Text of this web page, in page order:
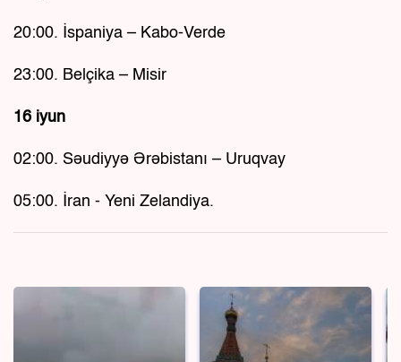
20:00. İspaniya – Kabo-Verde
23:00. Belçika – Misir
16 iyun
02:00. Səudiyyə Ərəbistanı – Uruqvay
05:00. İran - Yeni Zelandiya.